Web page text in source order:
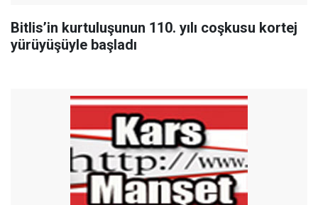
Bitlis’in kurtuluşunun 110. yılı coşkusu kortej
yürüyüşüyle başladı